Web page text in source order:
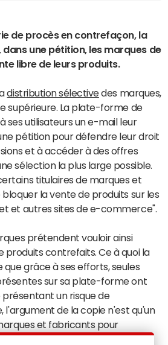
de procès en contrefaçon, la
une pétition, les marques de
libre de leurs produits.
distribution sélectivedes marques,
supérieure. La plate-forme de
ses utilisateurs un e-mail leur
pétition pour défendre leur droit
et à accéder à des offres
sélection la plus large possible.
titulaires de marques et
la vente de produits sur les
et autres sites de e-commerce".
prétendent vouloir ainsi
produits contrefaits. Ce à quoi la
grâce à ses efforts, seules
sur sa plate-forme ont
un risque de
l'argument de la copie n'est qu'un
et fabricants pour
produits sur eBay, qu'il